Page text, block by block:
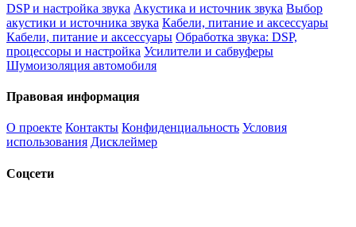
DSP и настройка звука Акустика и источник звука Выбор
акустики и источника звука Кабели, питание и аксессуары
Кабели, питание и аксессуары Обработка звука: DSP,
процессоры и настройка Усилители и сабвуферы
Шумоизоляция автомобиля
Правовая информация
О проекте Контакты Конфиденциальность Условия
использования Дисклеймер
Соцсети